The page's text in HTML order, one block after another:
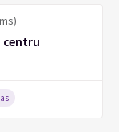
centru